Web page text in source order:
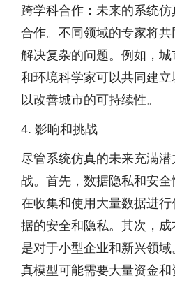
跨学科合作：未来的系统
合作。不同领域的专家将
解决复杂的问题。例如，
和环境科学家可以共同建立
以改善城市的可持续性。
4. 影响和挑战
尽管系统仿真的未来充满
战。首先，数据隐私和安全
在收集和使用大量数据进
据的安全和隐私。其次，成
是对于小型企业和新兴领
真模型可能需要大量资金